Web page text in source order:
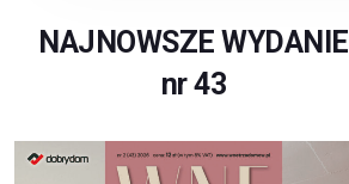
NAJNOWSZE WYDANIE
nr 43